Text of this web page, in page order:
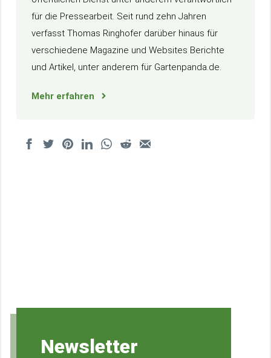
für die Pressearbeit. Seit rund zehn Jahren
verfasst Thomas Ringhofer darüber hinaus für
verschiedene Magazine und Websites Berichte
und Artikel, unter anderem für Gartenpanda.de.
Mehr erfahren
Newsletter